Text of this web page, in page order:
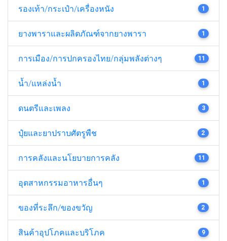
รองเท้า/กระเป๋า/เครื่องหนัง 1
ยางพาราและผลิตภัณฑ์จากยางพารา 1
การเมือง/การปกครองไทย/กลุ่มพลังต่างๆ 11
น้ำ/แหล่งน้ำ 1
ดนตรีและเพลง 3
ปุ๋ยและยาปราบศัตรูพืช 2
การคลังและนโยบายการคลัง 11
อุตสาหกรรมอาหารอื่นๆ 1
ของที่ระลึก/ของขวัญ 2
สินค้าอุปโภคและบริโภค 9